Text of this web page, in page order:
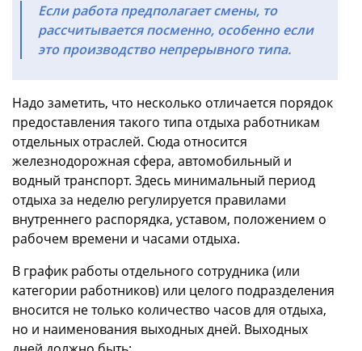
Если работа предполагает смены, то
рассчитывается посменно, особенно если
это производство непрерывного типа.
Надо заметить, что несколько отличается порядок
предоставления такого типа отдыха работникам
отдельных отраслей. Сюда относится
железнодорожная сфера, автомобильный и
водный транспорт. Здесь минимальный период
отдыха за неделю регулируется правилами
внутреннего распорядка, уставом, положением о
рабочем времени и часами отдыха.
В график работы отдельного сотрудника (или
категории работников) или целого подразделения
вносится не только количество часов для отдыха,
но и наименования выходных дней. Выходных